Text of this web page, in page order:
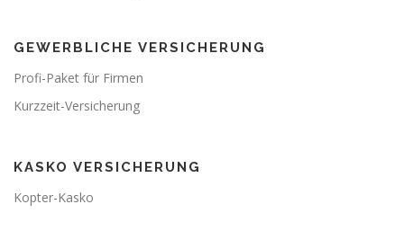
GEWERBLICHE VERSICHERUNG
Profi-Paket für Firmen
Kurzzeit-Versicherung
KASKO VERSICHERUNG
Kopter-Kasko